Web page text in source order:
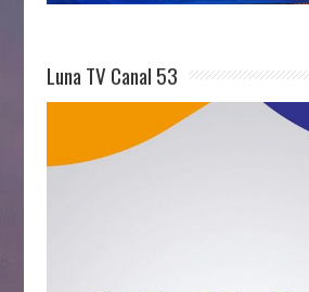
Luna TV Canal 53